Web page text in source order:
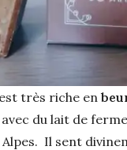
très riche en
du lait de
Il sent